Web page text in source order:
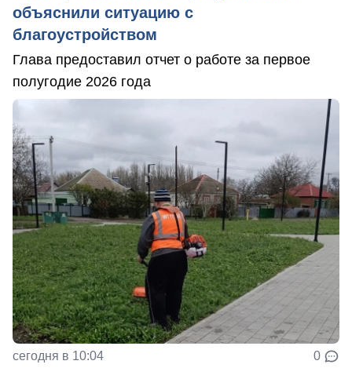
объяснили ситуацию с
благоустройством
Глава предоставил отчет о работе за первое
полугодие 2026 года
сегодня в 10:04 0